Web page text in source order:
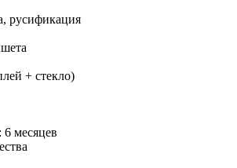
русификация
+ стекло)
6 месяцев